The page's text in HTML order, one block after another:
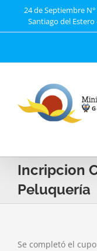
24 de Septiembre
Santiago del Estero
Incripcion
Peluquería
Se completó el